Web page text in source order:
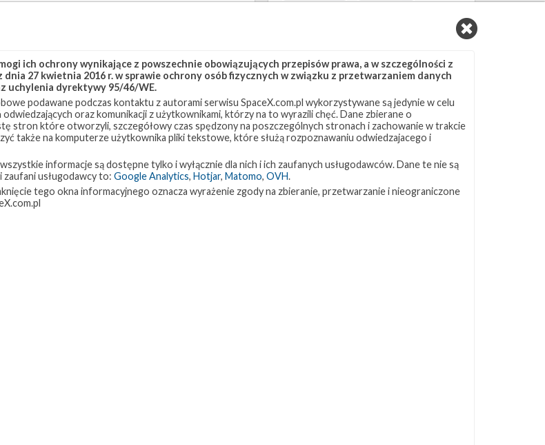
JRTI 214 ASOG 181
Starship 107 Landing Zone 1 96
Loty załogowe 95 ISS 93
ZAPRZYJAŹNIONE STRONY
Kosmogadka
ich ochrony wynikające z powszechnie obowiązujących przepisów prawa, a w szczególności z
27 kwietnia 2016 r. w sprawie ochrony osób fizycznych w związku z przetwarzaniem danych
uchylenia dyrektywy 95/46/WE.
podawane podczas kontaktu z autorami serwisu SpaceX.com.pl wykorzystywane są jedynie w celu
oraz komunikacji z użytkownikami, którzy na to wyrazili chęć. Dane zbierane o
stron które otworzyli, szczegółowy czas spędzony na poszczególnych stronach i zachowanie w trakcie
także na komputerze użytkownika pliki tekstowe, które służą rozpoznawaniu odwiedzajacego i
informacje są dostępne tylko i wyłącznie dla nich i ich zaufanych usługodawców. Dane te nie są
usługodawcy to: Google Analytics, Hotjar, Matomo, OVH.
tego okna informacyjnego oznacza wyrażenie zgody na zbieranie, przetwarzanie i nieograniczone